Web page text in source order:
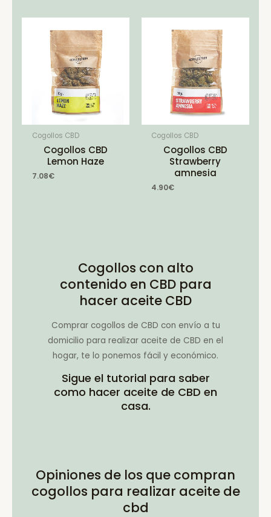
Cogollos CBD
Cogollos CBD
Lemon Haze
7.08€
Cogollos CBD
Cogollos CBD
Strawberry
amnesia
4.90€
Cogollos con alto
contenido en CBD para
hacer aceite CBD
Comprar cogollos de CBD con envío a tu
domicilio para realizar aceite de CBD en el
hogar, te lo ponemos fácil y económico.
Sigue el tutorial para saber
como hacer aceite de CBD en
casa.
Opiniones de los que compran
cogollos para realizar aceite de
cbd